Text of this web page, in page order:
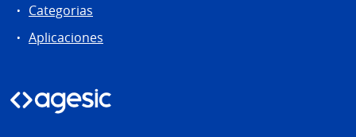
Categorias
Aplicaciones